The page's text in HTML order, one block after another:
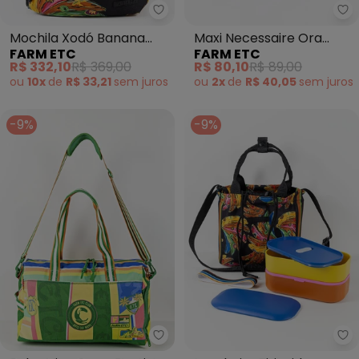
Farm Etc - Mochila Xodó
Mochila Xodó Banana
Patch Listra Preto
FARM ETC
R$ 332,10R$ 369,00
ou 10x de R$ 33,21 sem juros
Maxi Necessaire Ora
Bolas Mundo Etc Off
White
FARM ETC
R$ 80,10R$ 89,00
ou 2x de R$ 40,05 sem juros
-9%
Farm Etc - Bolsa Viva Copa Etc
-9%